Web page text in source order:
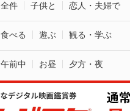
全件 子供と 恋人・夫婦で
食べる 遊ぶ 観る・学ぶ
午前中 お昼 夕方・夜